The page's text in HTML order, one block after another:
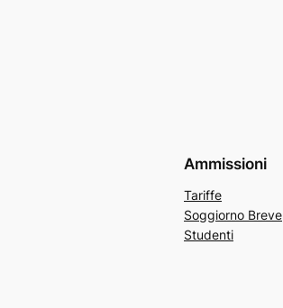
Ammissioni
Tariffe
Soggiorno Breve
Studenti